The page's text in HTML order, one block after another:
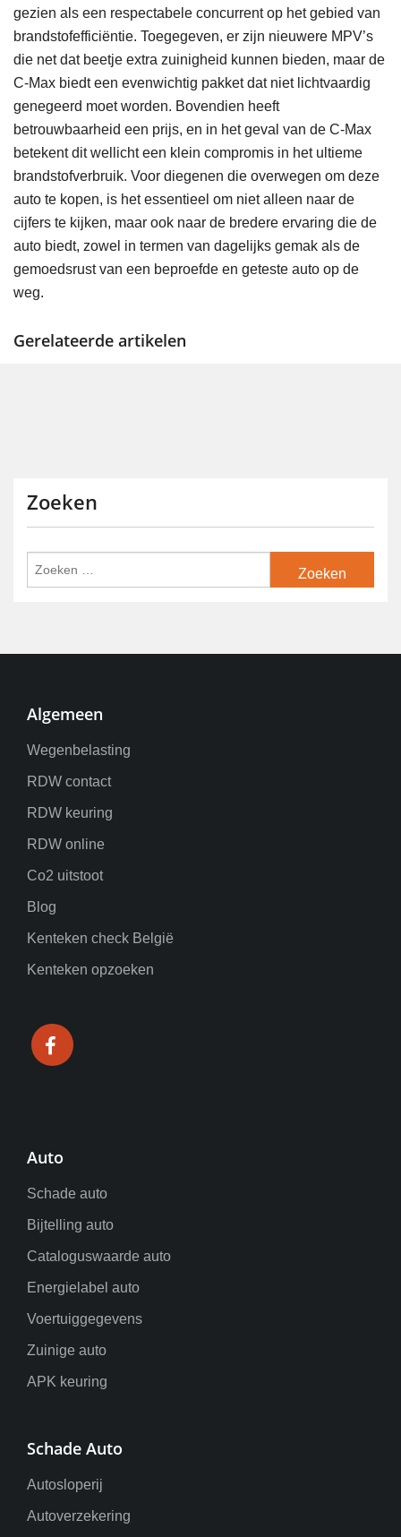
gezien als een respectabele concurrent op het gebied van
brandstofefficiëntie. Toegegeven, er zijn nieuwere MPV’s
die net dat beetje extra zuinigheid kunnen bieden, maar de
C-Max biedt een evenwichtig pakket dat niet lichtvaardig
genegeerd moet worden. Bovendien heeft
betrouwbaarheid een prijs, en in het geval van de C-Max
betekent dit wellicht een klein compromis in het ultieme
brandstofverbruik. Voor diegenen die overwegen om deze
auto te kopen, is het essentieel om niet alleen naar de
cijfers te kijken, maar ook naar de bredere ervaring die de
auto biedt, zowel in termen van dagelijks gemak als de
gemoedsrust van een beproefde en geteste auto op de
weg.
Gerelateerde artikelen
Zoeken
Algemeen
Wegenbelasting
RDW contact
RDW keuring
RDW online
Co2 uitstoot
Blog
Kenteken check België
Kenteken opzoeken
Auto
Schade auto
Bijtelling auto
Cataloguswaarde auto
Energielabel auto
Voertuiggegevens
Zuinige auto
APK keuring
Schade Auto
Autosloperij
Autoverzekering